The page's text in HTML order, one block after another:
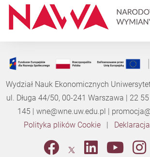
Wydział Nauk Ekonomicznych
ul. Długa 44/50, 00-241 Warszawa | 22
145 | wne@wne.uw.edu.pl |
Polityka plików Cookie|